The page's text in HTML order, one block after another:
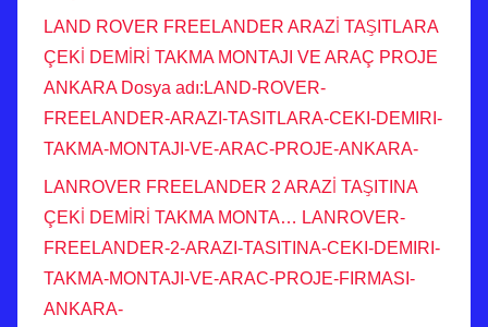
LAND ROVER FREELANDER ARAZİ TAŞITLARA
ÇEKİ DEMİRİ TAKMA MONTAJI VE ARAÇ PROJE
ANKARA Dosya adı:LAND-ROVER-
FREELANDER-ARAZI-TASITLARA-CEKI-DEMIRI-
TAKMA-MONTAJI-VE-ARAC-PROJE-ANKARA-
LANROVER FREELANDER 2 ARAZİ TAŞITINA
ÇEKİ DEMİRİ TAKMA MONTA… LANROVER-
FREELANDER-2-ARAZI-TASITINA-CEKI-DEMIRI-
TAKMA-MONTAJI-VE-ARAC-PROJE-FIRMASI-
ANKARA-